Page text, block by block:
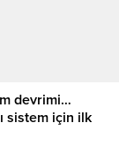
devrimi…
sistem için ilk